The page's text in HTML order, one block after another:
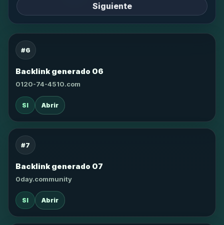
Siguiente
#6
Backlink generado 06
0120-74-4510.com
SI Abrir
#7
Backlink generado 07
0day.community
SI Abrir